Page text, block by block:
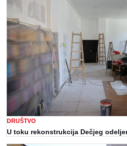
DRUŠTVO
U toku rekonstrukcija Dečjeg